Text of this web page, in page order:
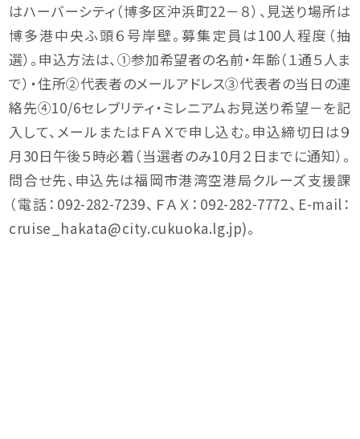
はハーバーシティ（博多区沖浜町22－８）、見送り場所は
博多港中央ふ頭６号岸壁。募集定員は100人程度（抽
選）。申込方法は、①参加希望者の名前・年齢（１通５人ま
で）・住所②代表者のメールアドレス③代表者の当日の連
絡先④10/6セレブリティ・ミレニアムお見送り希望－を記
入して、メールまたはＦＡＸで申し込む。申込締切日は９
月30日午後５時必着（当選者のみ10月２日までに通知）。
問合せ先、申込先は福岡市港湾空港局クルーズ支援課
（電話：092-282-7239、ＦＡＸ：092-282-7772、E-mail：
cruise_hakata@city.cukuoka.lg.jp)。